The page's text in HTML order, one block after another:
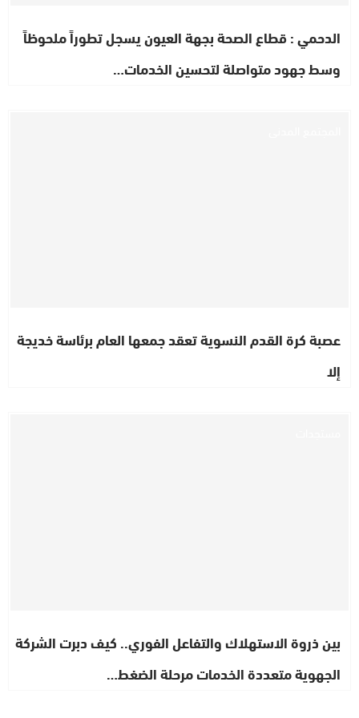
الدحمي : قطاع الصحة بجهة العيون يسجل تطوراً ملحوظاً
وسط جهود متواصلة لتحسين الخدمات…
عصبة كرة القدم النسوية تعقد جمعها العام برئاسة خديجة
إلا
بين ذروة الاستهلاك والتفاعل الفوري.. كيف دبرت الشركة
الجهوية متعددة الخدمات مرحلة الضغط…